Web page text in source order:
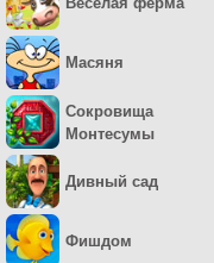
Масяня
Сокровища
Монтесумы
Дивный сад
Фишдом